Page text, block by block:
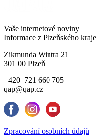
Vaše internetové noviny
Informace z Plzeňského kraje
Zikmunda Wintra 21
301 00 Plzeň
+420 721 660 705
qap@qap.cz
Zpracování osobních údajů